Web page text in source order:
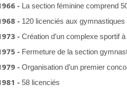
- La section féminine comprend
- 120 licenciés aux
- Création d’un complexe sportif
- Fermeture de la section
- Organisation d’un premier
- 58 licenciés